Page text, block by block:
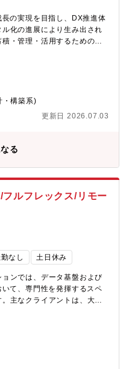
、他の多くのコンサルティン
年3月現在、280名体制に
1,000名体制への拡大を計画
は、社員一人ひとりが経営
組織で個人の意向を尊重
こしていきたいと考えてい
をもったメンバーが在籍す
伴った社内環境も、日常的な
イル開発経験【求める人物
動をプロアクティブに行い
でのやり方を変える、これ
に高い関心がある方
長の実現を目指し、DX推進体
化の進展により生み出され
・管理・活用するためのデ
データ駆動型意思決定の中
優位の源泉となります。ま
規模言語モデル）や生成
モーダルデータ処理技術の
であるデータレイクの開
タ取り込み、データの品質
適化、データレイク基盤の
やデータサイエンティスト
提供していただきます。・
データ処理に対応したデー
す。▼具体的な業務内容・
・構築・運用・保守・
築・最適化・監視およびパ
備・データセキュリティと
の維持・LLMや生成AIのた
Augmented
・音声・動画などのマルチ
存基盤の構築・データサイ
AIを活用したデータ処理の
アプリ完結を順次実現）サ
・構築系)
更新日 2026.07.03
る
ルフレックス/リモー
なし 土日休み
ンでは、データ基盤および
て、専門性を発揮するスペ
主なクライアントは、大手
関わることができます。プ
装、基盤の社内展開・普及
幅広いフェーズでの参画が
けでなく、戦略的・全社的